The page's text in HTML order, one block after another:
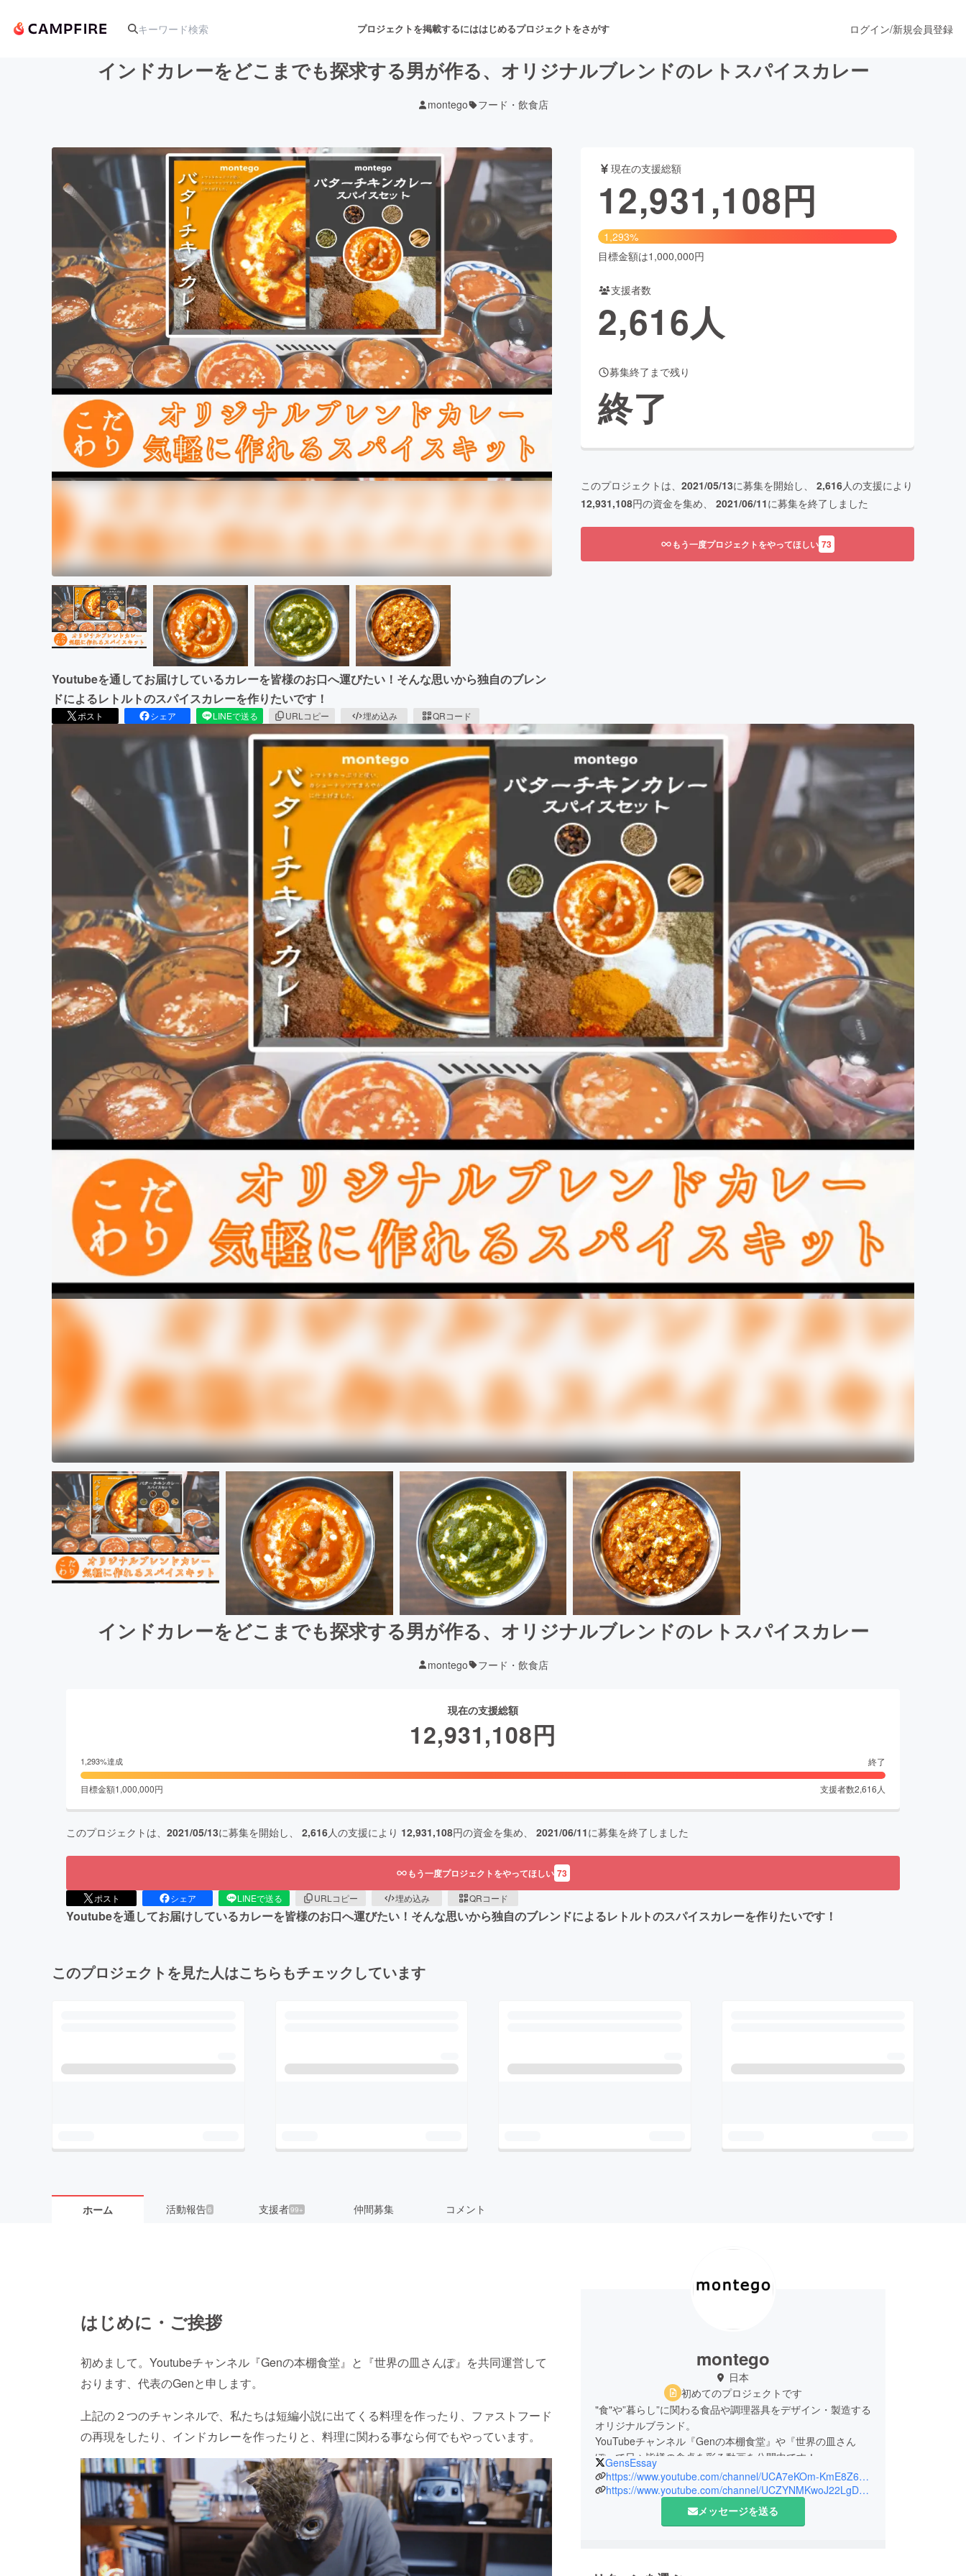
プロジェクトを掲載するにははじめるプロジェクトをさがす
アート・写真 音楽 舞台・パフォーマンス
テクノロジー・ガジェット ゲーム・サービス開発 フード・飲食店 ファッション
映像・映画 書籍・雑誌出版
ビジネス・起業 チャレンジ ビューティー・ヘルスケア
まちづくり・地域活性化
CAMPFIRE for Social GoodCAMPFIRE Creation
CAMPFIREふるさと納税
machi-ya
ログイン/新規会員登録
インドカレーをどこまでも探求する男が作る、オリジナルブレンドのレトスパイスカレー
montego フード・飲食店
Youtubeを通してお届けしているカレーを皆様のお口へ運びたい！そんな思いから独自のブレン
ドによるレトルトのスパイスカレーを作りたいです！
ポスト シェア LINEで送る URLコピー 埋め込み QRコード
現在の支援総額
12,931,108円
1,293%
目標金額は1,000,000円
支援者数
2,616人
募集終了まで残り
終了
このプロジェクトは、 2021/05/13に募集を開始し、 2,616人の支援により
12,931,108円の資金を集め、 2021/06/11に募集を終了しました
もう一度プロジェクトをやってほしい 73
インドカレーをどこまでも探求する男が作る、オリジナルブレンドのレトスパイスカレー
montego フード・飲食店
現在の支援総額
12,931,108円
1,293%達成 終了
目標金額1,000,000円 支援者数2,616 人
このプロジェクトは、 2021/05/13に募集を開始し、 2,616人の支援により 12,931,108円の資金を集め、 2021/06/11に募集を終了しました
もう一度プロジェクトをやってほしい 73
ポスト シェア LINEで送る URLコピー 埋め込み QRコード
Youtubeを通してお届けしているカレーを皆様のお口へ運びたい！そんな思いから独自のブレンドによるレトルトのスパイスカレーを作りたいです！
このプロジェクトを見た人はこちらもチェックしています
ホーム 活動報告6 支援者99+ 仲間募集 コメント
はじめに・ご挨拶
初めまして。Youtubeチャンネル『Genの本棚食堂』と『世界の皿さんぽ』を共同運営して
おります、代表のGenと申します。
上記の２つのチャンネルで、私たちは短編小説に出てくる料理を作ったり、ファストフード
の再現をしたり、インドカレーを作ったりと、料理に関わる事なら何でもやっています。
montego
日本
初めてのプロジェクトです
"食"や”暮らし”に関わる食品や調理器具をデザイン・製造する
オリジナルブランド。
YouTubeチャンネル『Genの本棚食堂』や『世界の皿さん
ぽ』で日々皆様の食卓を彩る動画を公開中です！
GensEssay
https://www.youtube.com/channel/UCA7eKOm-KmE8Z6VmZkEKlbg
https://www.youtube.com/channel/UCZYNMKwoJ22LgDWenKT-JYg
メッセージを送る